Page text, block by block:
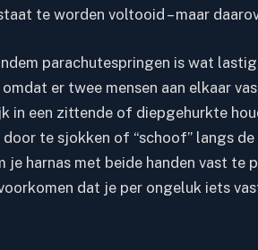
te worden voltooid – maar
parachutespringen is wat
er twee mensen aan elkaar
in een zittende of diepgehurkte
te sjokken of “schoof” langs
je harnas met beide handen vast te
dat je per ongeluk iets